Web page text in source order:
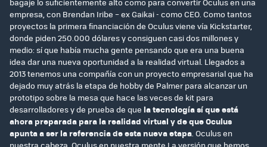
empresa, con Brendan Iribe – ex Gaikai - como CEO. Como tantos
proyectos la primera financiación de Oculus viene vía Kickstarter,
donde piden 250.000 dólares y consiguen casi dos millones y
medio: sí que había mucha gente pensando que era una buena
idea dar una nueva oportunidad a la realidad virtual. Llegados a
2013 tenemos una compañía con un proyecto empresarial que ha
dejado muy atrás la etapa de hobby de Palmer para alcanzar un
prototipo sobre la mesa que hace las veces de kit para
desarrolladores y de prueba de que la tecnología sí que está
ahora preparada para la realidad virtual y de que Oculus
apunta a ser la referencia de esta nueva etapa . Oculus en